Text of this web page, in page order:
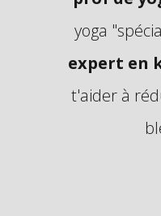
yoga
expert en
t'aider à